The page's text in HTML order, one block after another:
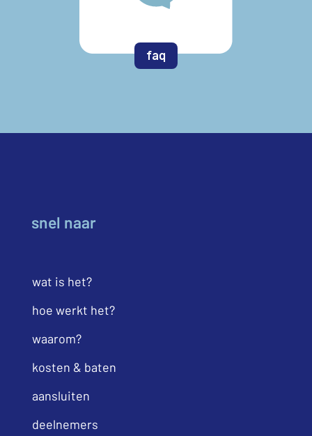
faq
snel naar
wat is het?
hoe werkt het?
waarom?
kosten & baten
aansluiten
deelnemers